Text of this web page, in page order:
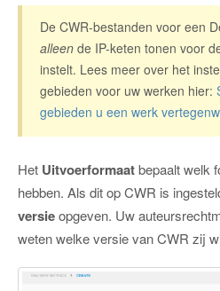
De CWR-bestanden voor een
alleen de IP-keten tonen voor
instelt. Lees meer over het
gebieden voor uw werken hier:
gebieden u een werk
Het Uitvoerformaatbepaalt welk
hebben. Als dit op CWR is
versieopgeven. Uw
weten welke versie van CWR zij